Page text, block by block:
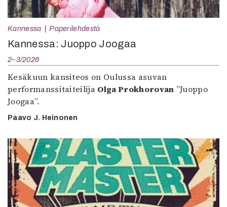
Kannessa Paperilehdestä
Kannessa: Juoppo Joogaa
2–3/2026
Kesäkuun kansiteos on Oulussa asuvan
performanssitaiteilija Olga Prokhorovan ”Juoppo
Joogaa”.
Paavo J. Heinonen